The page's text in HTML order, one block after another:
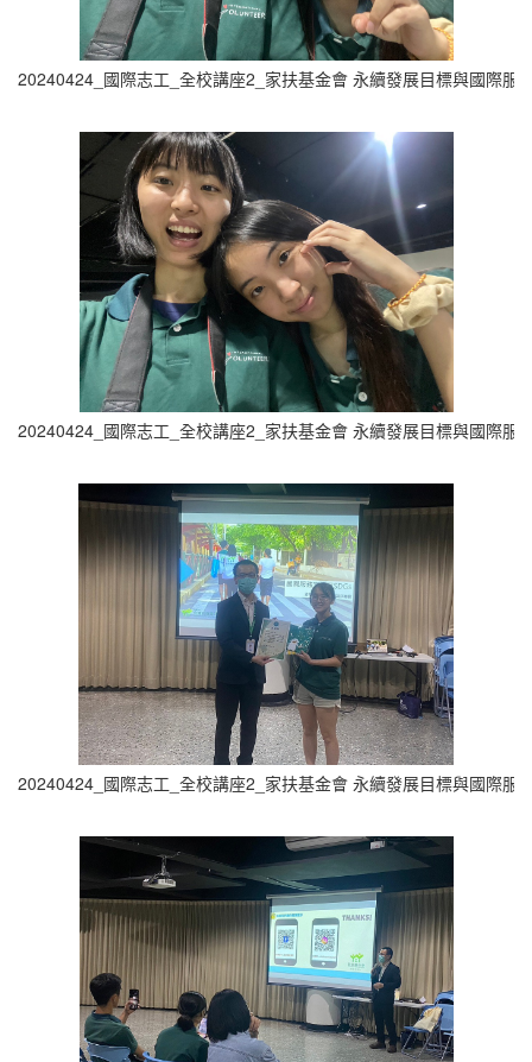
20240424_國際志工_全校講座2_家扶基金會 永續發展目標與國際服
20240424_國際志工_全校講座2_家扶基金會 永續發展目標與國際服
20240424_國際志工_全校講座2_家扶基金會 永續發展目標與國際服